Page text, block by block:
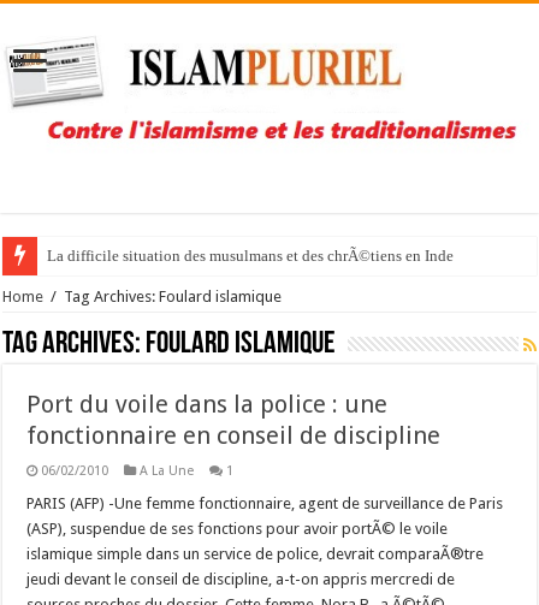
La difficile situation des musulmans et des chrÃ©tiens en Inde
Home / Tag Archives: Foulard islamique
Tag Archives: Foulard islamique
Port du voile dans la police : une
fonctionnaire en conseil de discipline
06/02/2010 A La Une 1
PARIS (AFP) -Une femme fonctionnaire, agent de surveillance de Paris
(ASP), suspendue de ses fonctions pour avoir portÃ© le voile
islamique simple dans un service de police, devrait comparaÃ®tre
jeudi devant le conseil de discipline, a-t-on appris mercredi de